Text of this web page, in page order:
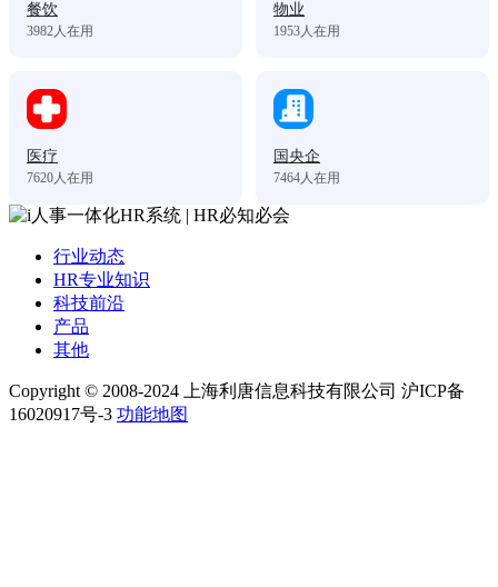
餐饮
3982人在用
物业
1953人在用
医疗
7620人在用
国央企
7464人在用
行业动态
HR专业知识
科技前沿
产品
其他
Copyright © 2008-2024 上海利唐信息科技有限公司 沪ICP备
16020917号-3 功能地图